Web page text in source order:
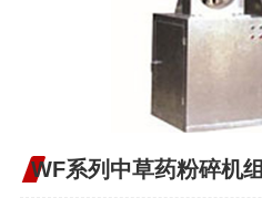
WF系列中草药粉碎机组